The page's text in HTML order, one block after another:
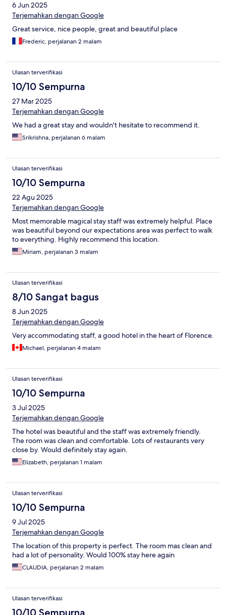
6 Jun 2025
Terjemahkan dengan Google
Great service, nice people, great and beautiful place
Frederic, perjalanan 2 malam
Ulasan terverifikasi
10/10 Sempurna
27 Mar 2025
Terjemahkan dengan Google
We had a great stay and wouldn't hesitate to recommend it.
Srikrishna, perjalanan 6 malam
Ulasan terverifikasi
10/10 Sempurna
22 Agu 2025
Terjemahkan dengan Google
Most memorable magical stay staff was extremely helpful. Place
was beautiful beyond our expectations area was perfect to walk
to everything. Highly recommend this location.
Miriam, perjalanan 3 malam
Ulasan terverifikasi
8/10 Sangat bagus
8 Jun 2025
Terjemahkan dengan Google
Very accommodating staff, a good hotel in the heart of Florence.
Michael, perjalanan 4 malam
Ulasan terverifikasi
10/10 Sempurna
3 Jul 2025
Terjemahkan dengan Google
The hotel was beautiful and the staff was extremely friendly.
The room was clean and comfortable. Lots of restaurants very
close by. Would definitely stay again.
Elizabeth, perjalanan 1 malam
Ulasan terverifikasi
10/10 Sempurna
9 Jul 2025
Terjemahkan dengan Google
The location of this property is perfect. The room mas clean and
had a lot of personality. Would 100% stay here again
CLAUDIA, perjalanan 2 malam
Ulasan terverifikasi